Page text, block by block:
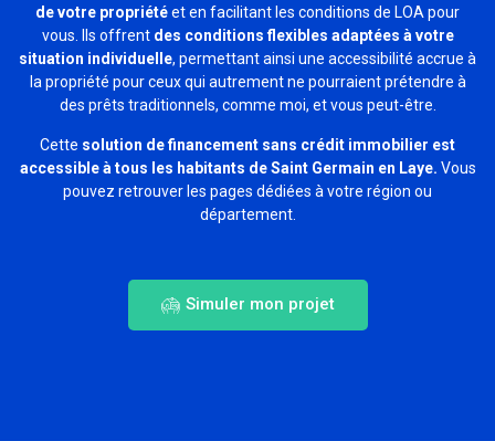
de votre propriétéet en facilitant les conditions de LOA pour
vous. Ils offrent des conditions flexibles adaptées à votre
situation individuelle, permettant ainsi une accessibilité accrue à
la propriété pour ceux qui autrement ne pourraient prétendre à
des prêts traditionnels, comme moi, et vous peut-être.
Cette solution de financement sans crédit immobilier est
accessible à tous les habitants de Saint Germain en Laye. Vous
pouvez retrouver les pages dédiées à votre région ou
département.
Simuler mon projet